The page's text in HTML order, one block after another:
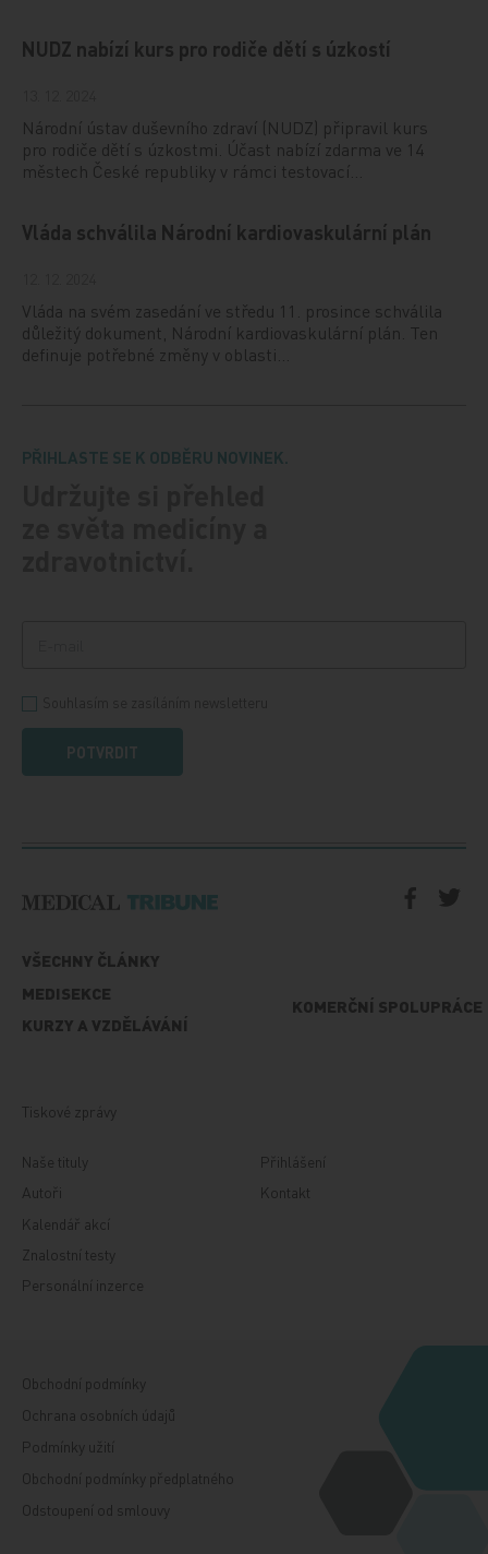
NUDZ nabízí kurs pro rodiče dětí s úzkostí
Národní ústav duševního zdraví (NUDZ) připravil kurs
pro rodiče dětí s úzkostmi. Účast nabízí zdarma ve 14
městech České republiky v rámci testovací…
Vláda schválila Národní kardiovaskulární plán
Vláda na svém zasedání ve středu 11. prosince schválila
důležitý dokument, Národní kardiovaskulární plán. Ten
definuje potřebné změny v oblasti…
PŘIHLASTE SE K ODBĚRU NOVINEK.
POTVRDIT
VŠECHNY ČLÁNKY
MEDISEKCE
KURZY A VZDĚLÁVÁNÍ
KOMERČNÍ SPOLUPRÁCE
Tiskové zprávy
Naše tituly
Autoři
Kalendář akcí
Znalostní testy
Personální inzerce
Přihlášení
Kontakt
Obchodní podmínky
Ochrana osobních údajů
Podmínky užití
Obchodní podmínky předplatného
Odstoupení od smlouvy